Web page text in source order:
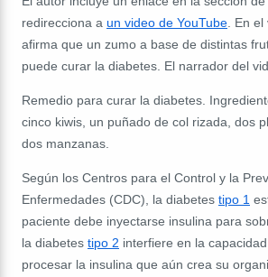
redirecciona a un video de YouTube . En
afirma que un zumo a base de distintas
puede curar la diabetes. El narrador del
Remedio para curar la diabetes.
cinco kiwis, un puñado de col rizada, dos
dos manzanas.
Según los Centros para el Control y la
Enfermedades (CDC), la diabetes tipo 1
paciente debe inyectarse insulina para
la diabetes tipo 2 interfiere en la
procesar la insulina que aún crea su